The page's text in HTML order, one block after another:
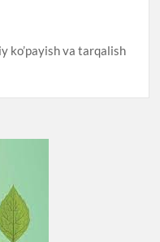
ko’payish va tarqalish